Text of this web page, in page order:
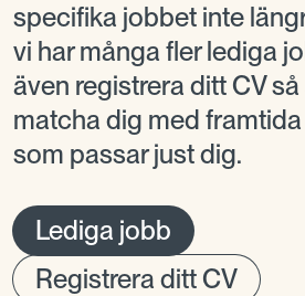
specifika jobbet inte
vi har många fler lediga
även registrera ditt CV så
matcha dig med
som passar just dig.
Lediga jobb
Registrera ditt CV